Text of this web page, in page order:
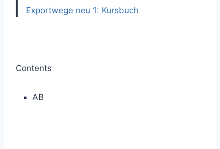
Exportwege neu 1: Kursbuch
Contents
AB